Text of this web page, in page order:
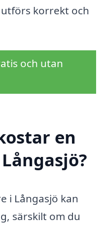
korrekt och
och utan
en
i Långasjö kan
särskilt om du